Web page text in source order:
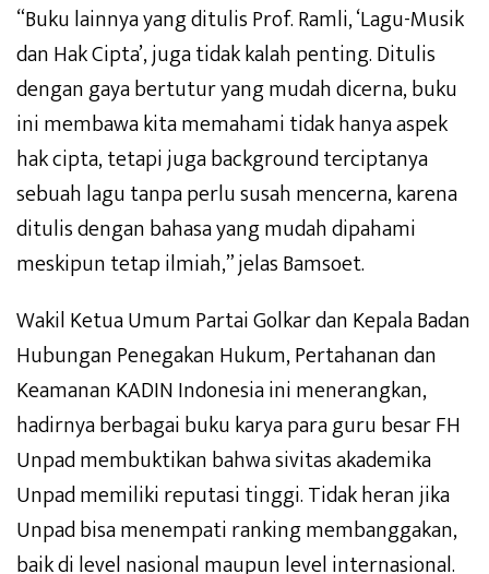
“Buku lainnya yang ditulis Prof. Ramli, ‘Lagu-Musik
dan Hak Cipta’, juga tidak kalah penting. Ditulis
dengan gaya bertutur yang mudah dicerna, buku
ini membawa kita memahami tidak hanya aspek
hak cipta, tetapi juga background terciptanya
sebuah lagu tanpa perlu susah mencerna, karena
ditulis dengan bahasa yang mudah dipahami
meskipun tetap ilmiah,” jelas Bamsoet.
Wakil Ketua Umum Partai Golkar dan Kepala Badan
Hubungan Penegakan Hukum, Pertahanan dan
Keamanan KADIN Indonesia ini menerangkan,
hadirnya berbagai buku karya para guru besar FH
Unpad membuktikan bahwa sivitas akademika
Unpad memiliki reputasi tinggi. Tidak heran jika
Unpad bisa menempati ranking membanggakan,
baik di level nasional maupun level internasional.